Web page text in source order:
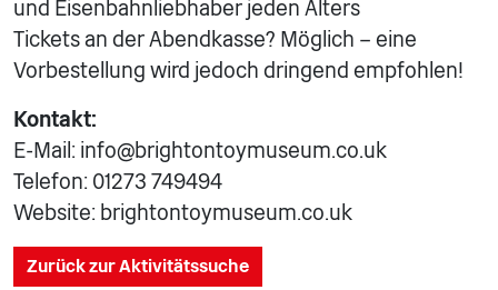
und Eisenbahnliebhaber jeden Alters
Tickets an der Abendkasse? Möglich – eine
Vorbestellung wird jedoch dringend empfohlen!
Kontakt:
E-Mail: info@brightontoymuseum.co.uk
Telefon: 01273 749494
Website: brightontoymuseum.co.uk
Zurück zur Aktivitätssuche